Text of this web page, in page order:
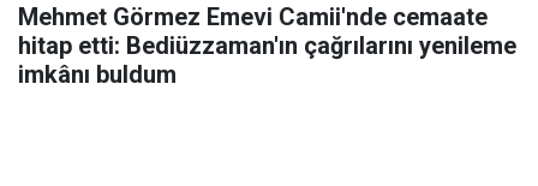
Mehmet Görmez Emevi Camii'nde cemaate
hitap etti: Bediüzzaman'ın çağrılarını yenileme
imkânı buldum